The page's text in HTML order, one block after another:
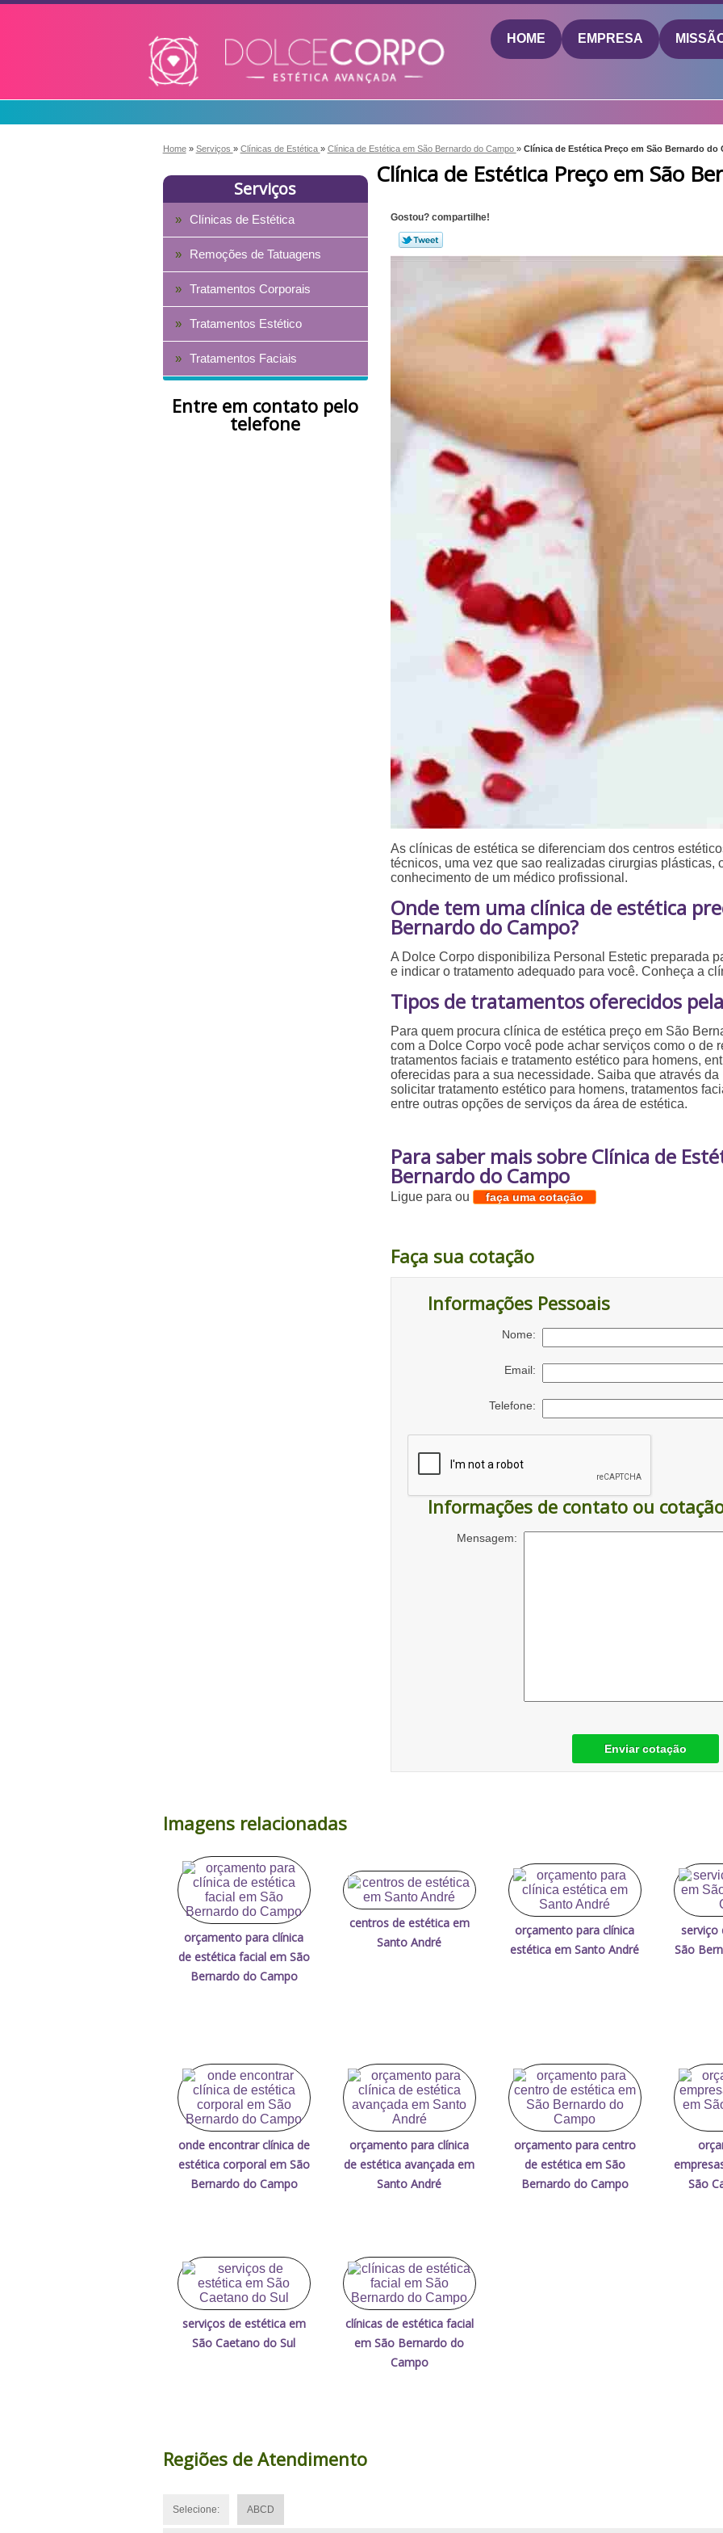
HOME EMPRESA
Home » Serviços » Clínicas de Estética » Clínica de Estética em São Bernardo do Campo » Clínica de Estética Preço em São Bernardo do
Serviços
Clínicas de Estética
Remoções de Tatuagens
Tratamentos Corporais
Tratamentos Estético
Tratamentos Faciais
Entre em contato pelo
telefone
Clínica de Estética Preço em São
Gostou? compartilhe!
As clínicas de estética se diferenciam dos centros
técnicos, uma vez que sao realizadas cirurgias plásticas,
conhecimento de um médico profissional.
Onde tem uma clínica de estética
Bernardo do Campo?
A Dolce Corpo disponibiliza Personal Estetic preparada
e indicar o tratamento adequado para você. Conheça a
Tipos de tratamentos oferecidos
Para quem procura clínica de estética preço em São
com a Dolce Corpo você pode achar serviços como o de
tratamentos faciais e tratamento estético para homens,
oferecidas para a sua necessidade. Saiba que através
solicitar tratamento estético para homens, tratamentos
entre outras opções de serviços da área de estética.
Para saber mais sobre Clínica de
Bernardo do Campo
Ligue paraou faça uma cotação
Faça sua cotação
Informações Pessoais
Nome:
Email:
Telefone:
Informações de contato ou
Mensagem:
Enviar cotação
Imagens relacionadas
orçamento para clínica
de estética facial em São
Bernardo do Campo
centros de estética em
Santo André
orçamento para clínica
estética em Santo André
serviço
São
onde encontrar clínica de
estética corporal em São
Bernardo do Campo
orçamento para clínica
de estética avançada em
Santo André
orçamento para centro
de estética em São
Bernardo do Campo
São
serviços de estética em
São Caetano do Sul
clínicas de estética facial
em São Bernardo do
Campo
Regiões de Atendimento
Selecione: ABCD